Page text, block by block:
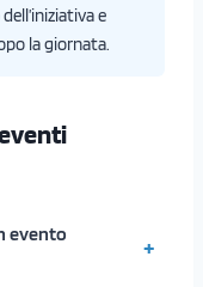
e
la giornata.
evento